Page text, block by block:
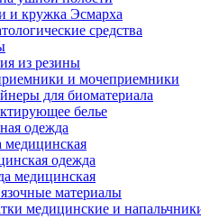
и кружка Эсмарха
средства
из резины
и мочеприемники
для биоматериала
белье
одежда
медицинская
одежда
медицинская
материалы
медицинские и